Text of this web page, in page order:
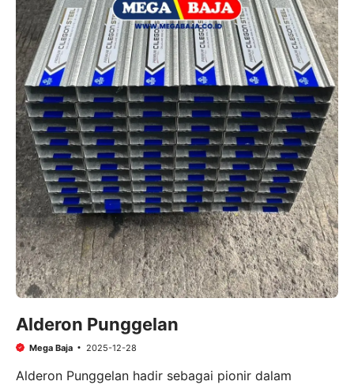
Alderon Punggelan
Mega Baja 2025-12-28
Alderon Punggelan hadir sebagai pionir dalam